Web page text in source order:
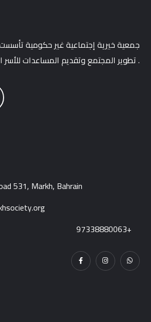
تطوير المجتمع وتقديم المساعدات للأسر المعوزه .
531, Markh, Bahrain
97338880063+